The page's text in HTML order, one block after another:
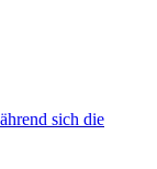
sich die